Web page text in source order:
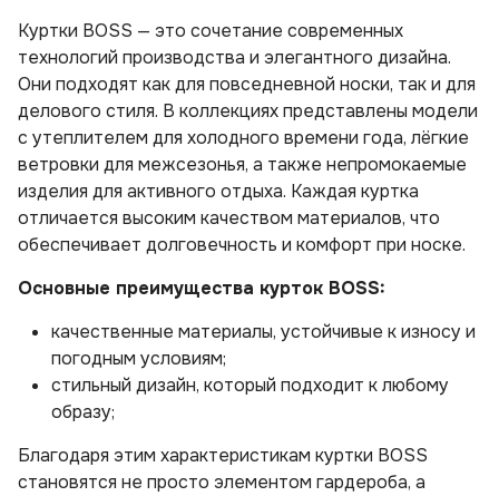
Куртки BOSS — это сочетание современных
технологий производства и элегантного дизайна.
Они подходят как для повседневной носки, так и для
делового стиля. В коллекциях представлены модели
с утеплителем для холодного времени года, лёгкие
ветровки для межсезонья, а также непромокаемые
изделия для активного отдыха. Каждая куртка
отличается высоким качеством материалов, что
обеспечивает долговечность и комфорт при носке.
Основные преимущества курток BOSS:
качественные материалы, устойчивые к износу и
погодным условиям;
стильный дизайн, который подходит к любому
образу;
Благодаря этим характеристикам куртки BOSS
становятся не просто элементом гардероба, а